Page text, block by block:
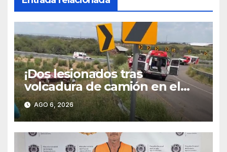
¡Dos lesionados tras
volcadura de camión en el
libramiento carretero
poniente!
AGO 6, 2026